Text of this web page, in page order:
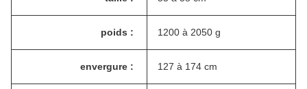
poids : 1200 à 2050 g
envergure : 127 à 174 cm